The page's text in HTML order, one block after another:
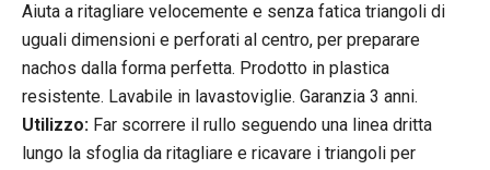
Aiuta a ritagliare velocemente e senza fatica triangoli di
uguali dimensioni e perforati al centro, per preparare
nachos dalla forma perfetta. Prodotto in plastica
resistente. Lavabile in lavastoviglie. Garanzia 3 anni.
Utilizzo: Far scorrere il rullo seguendo una linea dritta
lungo la sfoglia da ritagliare e ricavare i triangoli per